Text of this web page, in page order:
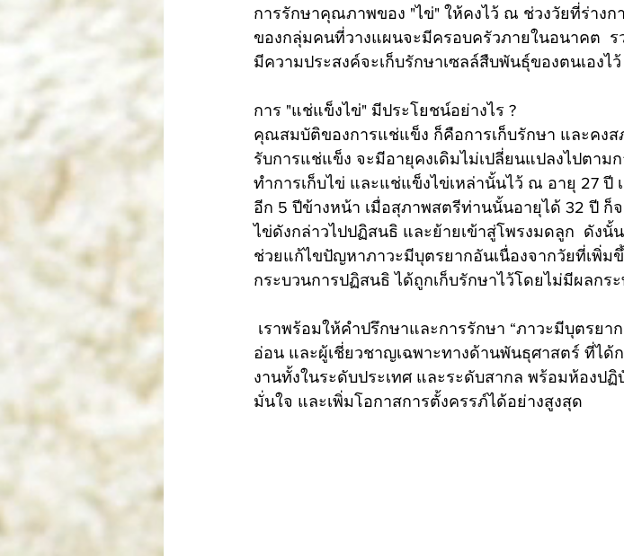
การรักษาคุณภาพของ "ไข่" ให้คงไว้ ณ ช่วงวัยที่ร่างก
ของกลุ่มคนที่วางแผนจะมีครอบครัวภายในอนาคต
มีความประสงค์จะเก็บรักษาเซลล์สืบพันธุ์ของตนเองไว้
การ "แช่แข็งไข่" มีประโยชน์อย่างไร ?
คุณสมบัติของการแช่แข็ง ก็คือการเก็บรักษา และคง
รับการแช่แข็ง จะมีอายุคงเดิมไม่เปลี่ยนแปลงไปตาม
ทำการเก็บไข่ และแช่แข็งไข่เหล่านั้นไว้ ณ อายุ 27 ปี
อีก 5 ปีข้างหน้า เมื่อสุภาพสตรีท่านนั้นอายุได้ 32 ปี
ไข่ดังกล่าวไปปฏิสนธิ และย้ายเข้าสู่โพรงมดลูก  ดังนั้
ช่วยแก้ไขปัญหาภาวะมีบุตรยากอันเนื่องจากวัยที่เพิ่ม
กระบวนการปฏิสนธิ ได้ถูกเก็บรักษาไว้โดยไม่มีผลกร
อ่อน และผู้เชี่ยวชาญเฉพาะทางด้านพันธุศาสตร์ ที่ได้
งานทั้งในระดับประเทศ และระดับสากล พร้อมห้องป
มั่นใจ และเพิ่มโอกาสการตั้งครรภ์ได้อย่างสูงสุด